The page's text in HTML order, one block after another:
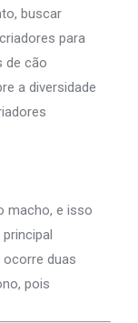
buscar
para
de cão
a diversidade
macho, e isso
ocorre duas
pois